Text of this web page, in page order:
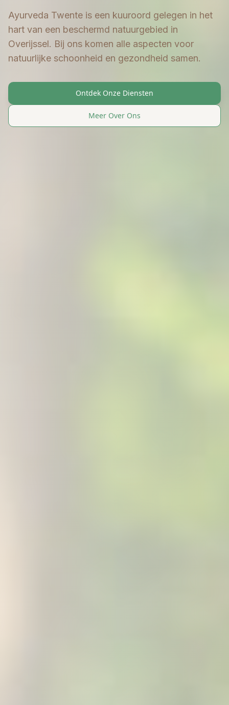
Ayurveda Twente is een kuuroord gelegen in het
hart van een beschermd natuurgebied in
Overijssel. Bij ons komen alle aspecten voor
natuurlijke schoonheid en gezondheid samen.
Ontdek Onze Diensten
Meer Over Ons